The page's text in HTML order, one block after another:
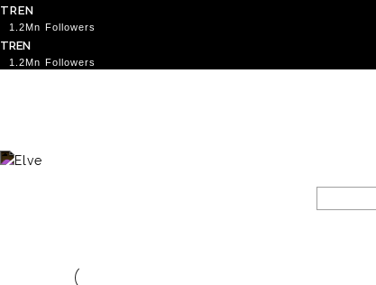
TREN
TREN